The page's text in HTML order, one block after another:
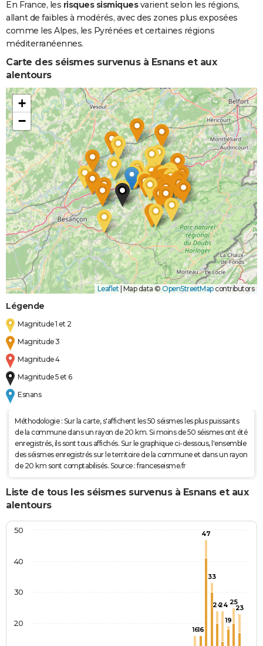
En France, les risques sismiquesvarient selon les régions,
allant de faibles à modérés, avec des zones plus exposées
comme les Alpes, les Pyrénées et certaines régions
méditerranéennes.
Carte des séismes survenus à Esnans et aux
alentours
+
−
Leaflet | Map data ©OpenStreetMapcontributors
Légende
Magnitude 1 et 2
Magnitude 3
Magnitude 4
Magnitude 5 et 6
Esnans
Méthodologie : Sur la carte, s'affichent les 50 séismes les plus puissants
de la commune dans un rayon de 20 km. Si moins de 50 séismes ont été
enregistrés, ils sont tous affichés. Sur le graphique ci-dessous, l'ensemble
des séismes enregistrés sur le territoire de la commune et dans un rayon
de 20 km sont comptabilisés. Source : franceseisme.fr
Liste de tous les séismes survenus à Esnans et aux
alentours
1616
47
33
2424
19
25
23
20
30
40
50